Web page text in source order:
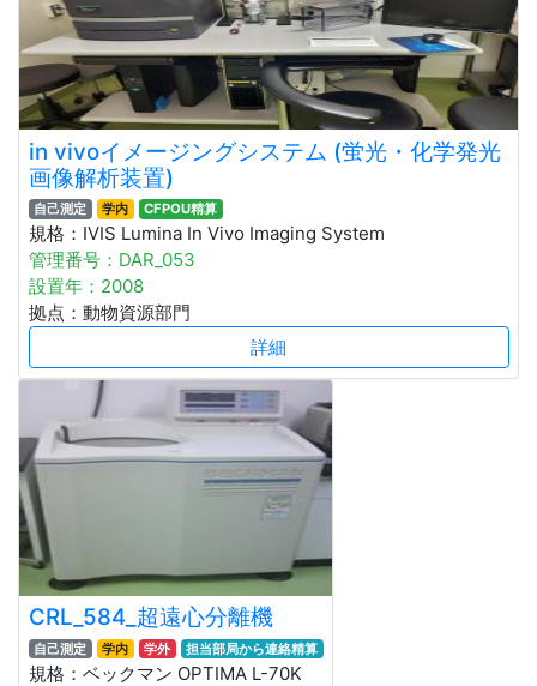
in vivoイメージングシステム (蛍光・化学発光
画像解析装置)
自己測定 学内 CFPOU精算
規格：IVIS Lumina In Vivo Imaging System
管理番号：DAR_053
設置年：2008
拠点：動物資源部門
詳細
CRL_584_超遠心分離機
自己測定 学内 学外 担当部局から連絡精算
規格：ベックマン OPTIMA L-70K